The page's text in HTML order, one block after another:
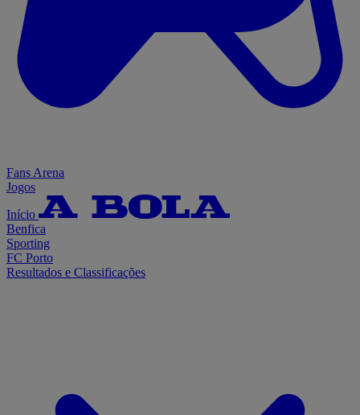
Fans Arena
Jogos
Início
Benfica
Sporting
FC Porto
Resultados e Classificações